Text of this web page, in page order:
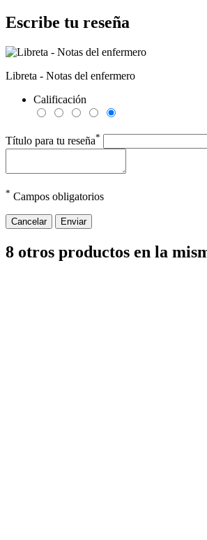
Escribe tu reseña
Libreta - Notas del enfermero
Calificación
Título para tu reseña*
* Campos obligatorios
Cancelar Enviar
8 otros productos en la